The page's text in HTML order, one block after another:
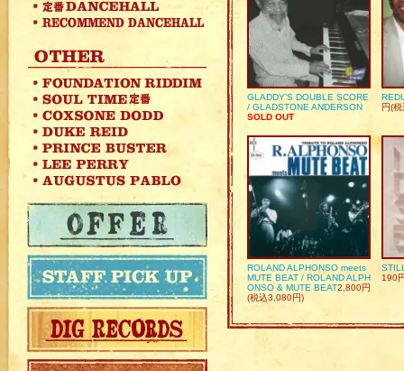
GLADDY’S DOUBLE SCORE
/ GLADSTONE ANDERSON
SOLD OUT
円(
ROLAND ALPHONSO meets
MUTE BEAT / ROLAND ALPH
ONSO & MUTE BEAT2,800円
(税込3,080円)
190